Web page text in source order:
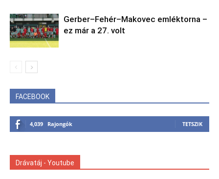
Gerber–Fehér–Makovec emléktorna –
ez már a 27. volt
FACEBOOK
4,039 Rajongók TETSZIK
Drávatáj - Youtube